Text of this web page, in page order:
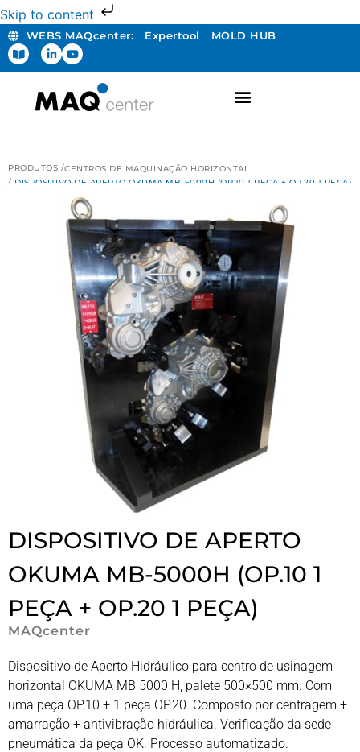
Skip to content
WEBS MAQcenter: Expertool MOLD HUB
PRODUTOS /CENTROS DE MAQUINAÇÃO HORIZONTAL
/ DISPOSITIVO DE APERTO OKUMA MB-5000H (OP.10 1 PEÇA + OP.20 1 PEÇA)
DISPOSITIVO DE APERTO
OKUMA MB-5000H (OP.10 1
PEÇA + OP.20 1 PEÇA)
MAQcenter
Dispositivo de Aperto Hidráulico para centro de usinagem
horizontal OKUMA MB 5000 H, palete 500×500 mm. Com
uma peça OP.10 + 1 peça OP.20. Composto por centragem +
amarração + antivibração hidráulica. Verificação da sede
pneumática da peça OK. Processo automatizado.